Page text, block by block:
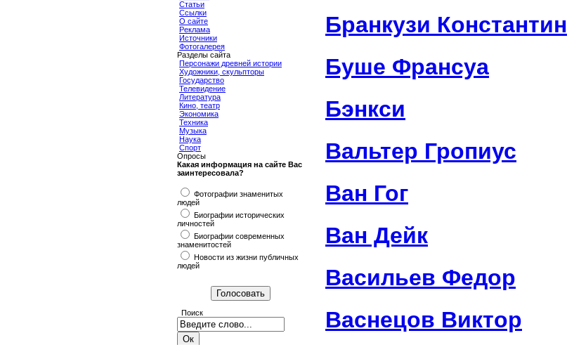
Статьи
Ссылки
О сайте
Реклама
Источники
Фотогалерея
Разделы сайта
Персонажи древней истории
Художники, скульпторы
Государство
Телевидение
Литература
Кино, театр
Экономика
Техника
Музыка
Наука
Спорт
Опросы
Какая информация на сайте Вас
заинтересовала?
Фотографии знаменитых
людей
Биографии исторических
личностей
Биографии современных
знаменитостей
Новости из жизни публичных
людей
Поиск
Бранкузи Константин
Буше Франсуа
Бэнкси
Вальтер Гропиус
Ван Гог
Ван Дейк
Васильев Федор
Васнецов Виктор